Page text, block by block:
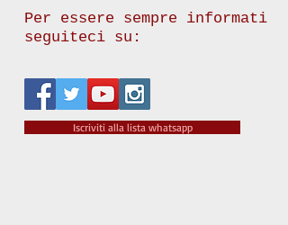
Per essere sempre informati
seguiteci su:
Iscriviti alla lista whatsapp